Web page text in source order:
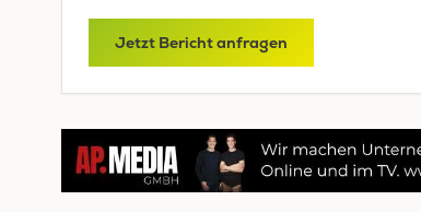
Jetzt Bericht anfragen